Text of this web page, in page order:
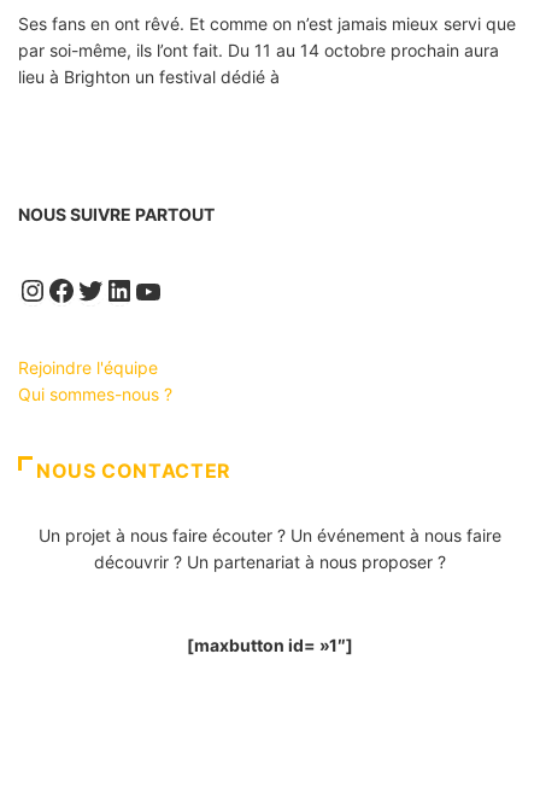
Ses fans en ont rêvé. Et comme on n’est jamais mieux servi que
par soi-même, ils l’ont fait. Du 11 au 14 octobre prochain aura
lieu à Brighton un festival dédié à
NOUS SUIVRE PARTOUT
Instagram
Facebook
Twitter
LinkedIn
YouTube
Rejoindre l'équipe
Qui sommes-nous ?
NOUS CONTACTER
Un projet à nous faire écouter ? Un événement à nous faire
découvrir ? Un partenariat à nous proposer ?
[maxbutton id= »1″]